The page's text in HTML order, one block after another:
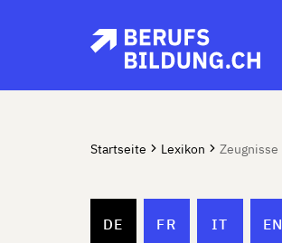
Startseite Lexikon Zeugnisse
DE FR IT EN